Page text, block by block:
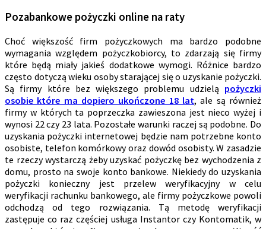
Pozabankowe pożyczki online na raty
Choć większość firm pożyczkowych ma bardzo podobne
wymagania względem pożyczkobiorcy, to zdarzają się firmy
które będą miały jakieś dodatkowe wymogi. Różnice bardzo
często dotyczą wieku osoby starającej się o uzyskanie pożyczki.
Są firmy które bez większego problemu udzielą pożyczki
osobie które ma dopiero ukończone 18 lat, ale są również
firmy w których ta poprzeczka zawieszona jest nieco wyżej i
wynosi 22 czy 23 lata. Pozostałe warunki raczej są podobne. Do
uzyskania pożyczki internetowej będzie nam potrzebne konto
osobiste, telefon komórkowy oraz dowód osobisty. W zasadzie
te rzeczy wystarczą żeby uzyskać pożyczkę bez wychodzenia z
domu, prosto na swoje konto bankowe. Niekiedy do uzyskania
pożyczki konieczny jest przelew weryfikacyjny w celu
weryfikacji rachunku bankowego, ale firmy pożyczkowe powoli
odchodzą od tego rozwiązania. Tą metodę weryfikacji
zastępuje co raz częściej usługa Instantor czy Kontomatik, w